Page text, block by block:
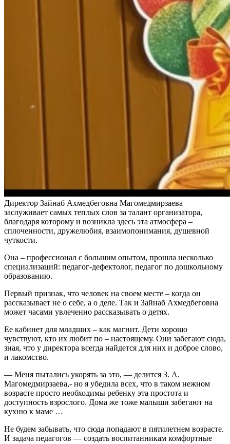
Директор Зайнаб Ахмедбеговна Магомедмирзаева
заслуживает самых теплых слов за талант организатора,
благодаря которому и возникла здесь эта атмосфера –
сплоченности, дружелюбия, взаимопонимания, душевной
чуткости.
Она – профессионал с большим опытом, прошла несколько
специализаций: педагог-дефектолог, педагог по дошкольному
образованию.
Первый признак, что человек на своем месте – когда он
рассказывает не о себе, а о деле. Так и Зайнаб Ахмедбеговна
может часами увлеченно рассказывать о детях.
Ее кабинет для младших – как магнит. Дети хорошо
чувствуют, кто их любит по – настоящему. Они забегают сюда,
зная, что у директора всегда найдется для них и доброе слово,
и лакомство.
— Меня пытались укорять за это, — делится З. А.
Магомедмирзаева,- но я убедила всех, что в таком нежном
возрасте просто необходимы ребенку эта простота и
доступность взрослого. Дома же тоже малыши забегают на
кухню к маме …
Не будем забывать, что сюда попадают в пятилетнем возрасте.
И задача педагогов — создать воспитанникам комфортные